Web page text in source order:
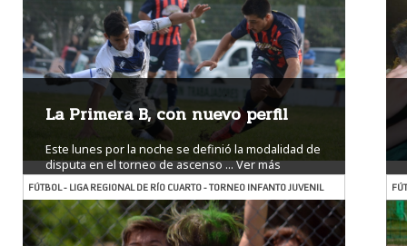
La Primera B, con nuevo perfil
Este lunes por la noche se definió la modalidad de
disputa en el torneo de ascenso ...Ver más
FÚTBOL - LIGA REGIONAL DE RÍO CUARTO - TORNEO INFANTO JUVENIL